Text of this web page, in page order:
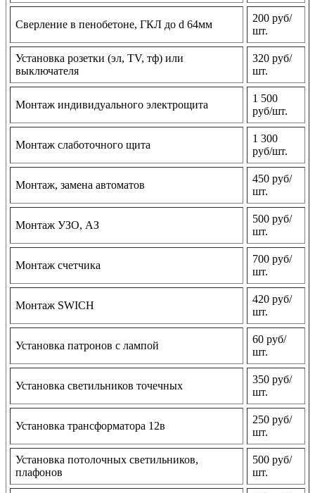
Сверление в пенобетоне, ГКЛ до d 64мм
200 руб/
шт.
Установка розетки (эл, TV, тф) или
выключателя
320 руб/
шт.
Монтаж индивидуального электрощита
1 500
руб/шт.
Монтаж слаботочного щита
1 300
руб/шт.
Монтаж, замена автоматов
450 руб/
шт.
Монтаж УЗО, АЗ
500 руб/
шт.
Монтаж счетчика
700 руб/
шт.
Монтаж SWICH
420 руб/
шт.
Установка патронов с лампой
60 руб/
шт.
Установка светильников точечных
350 руб/
шт.
Установка трансформатора 12в
250 руб/
шт.
Установка потолочных светильников,
плафонов
500 руб/
шт.